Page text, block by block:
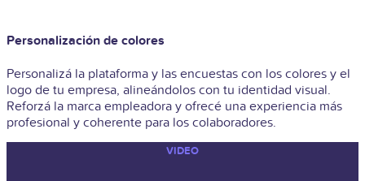
Personalización de colores
Personalizá la plataforma y las encuestas con los colores y el
logo de tu empresa, alineándolos con tu identidad visual.
Reforzá la marca empleadora y ofrecé una experiencia más
profesional y coherente para los colaboradores.
VIDEO